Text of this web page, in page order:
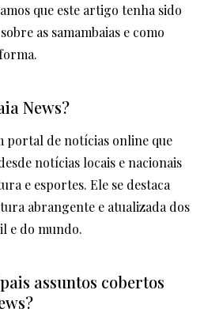
que este artigo tenha sido
as samambaias e como
News?
portal de notícias online que
notícias locais e nacionais
e esportes. Ele se destaca
abrangente e atualizada dos
e do mundo.
assuntos cobertos